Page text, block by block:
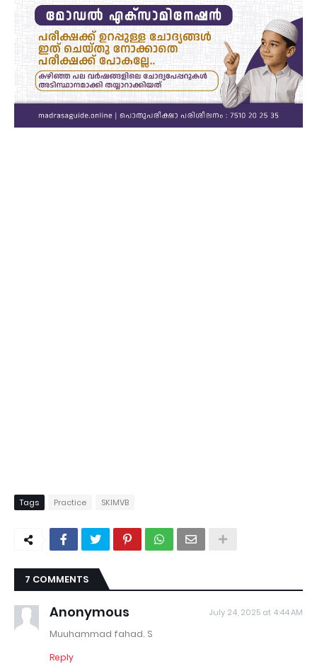
Tags Practice SKIMVB
7 COMMENTS
Anonymous July 24, 2025 at 4:44 AM
Muuhammad fahad. S
Reply